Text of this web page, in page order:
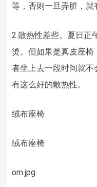
等，否则一旦弄脏，就
2.散热性差些。夏日正
烫。但如果是真皮座
者坐上去一段时间就
有这么好的散热性。
绒布座椅
绒布座椅
om.jpg